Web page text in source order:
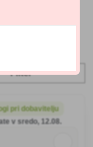
srednje in velike
na prebavo in
Filter
pri dobavitelju
v sredo, 12.08.